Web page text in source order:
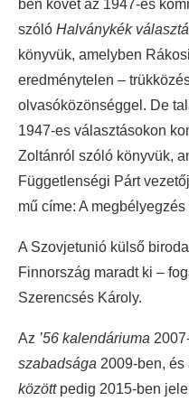
ben követ az 1947-es
szóló Halványkék
könyvük, amelyben
eredménytelen –
olvasóközönséggel. De
1947-es választásokon
Zoltánról szóló könyvük,
Függetlenségi Párt
mű címe: A
A Szovjetunió külső
Finnország maradt ki –
Szerencsés Károly.
Az ’56 kalendáriuma
szabadsága 2009-ben, és
között pedig 2015-ben